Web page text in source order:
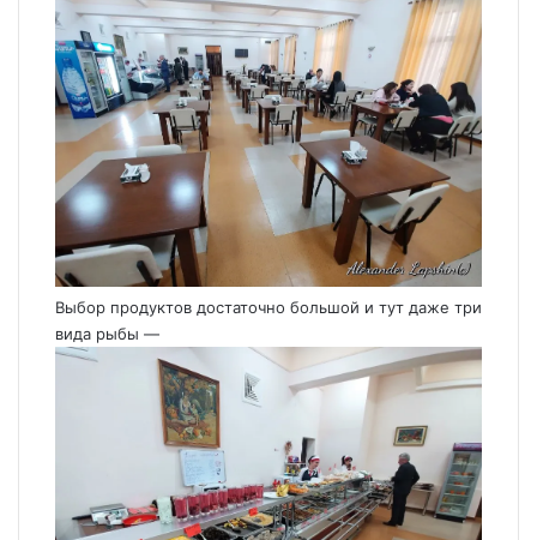
Выбор продуктов достаточно большой и тут даже три
вида рыбы —